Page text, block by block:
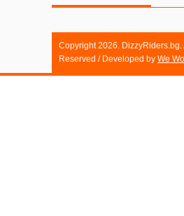
Copyright 2026. DizzyRiders.bg.
Reserved / Developed by We